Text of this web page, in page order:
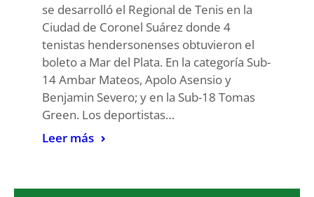
se desarrolló el Regional de Tenis en la
Ciudad de Coronel Suárez donde 4
tenistas hendersonenses obtuvieron el
boleto a Mar del Plata. En la categoría Sub-
14 Ambar Mateos, Apolo Asensio y
Benjamin Severo; y en la Sub-18 Tomas
Green. Los deportistas…
Leer más